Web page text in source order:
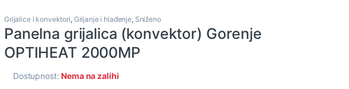
Grijalice i konvektori, Grijanje i hlađenje, Sniženo
Panelna grijalica (konvektor) Gorenje
OPTIHEAT 2000MP
Dostupnost:Nema na zalihi